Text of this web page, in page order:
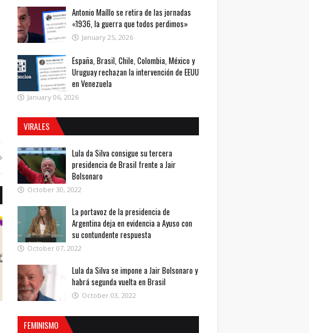
Antonio Maíllo se retira de las jornadas
«1936, la guerra que todos perdimos»
January 25, 2026
España, Brasil, Chile, Colombia, México y
Uruguay rechazan la intervención de EEUU
en Venezuela
January 06, 2026
VIRALES
Lula da Silva consigue su tercera
presidencia de Brasil frente a Jair
Bolsonaro
October 30, 2022
La portavoz de la presidencia de
Argentina deja en evidencia a Ayuso con
su contundente respuesta
October 07, 2022
Lula da Silva se impone a Jair Bolsonaro y
habrá segunda vuelta en Brasil
October 03, 2022
FEMINISMO